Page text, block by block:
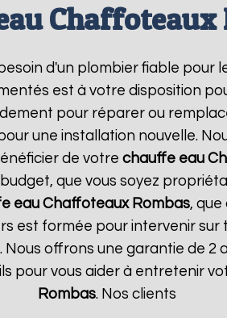
Chaffoteaux
d'un plombier fiable pour
est à votre disposition
pour réparer ou
une installation nouvelle.
de votre chauffe eau
que vous soyez
eau Chaffoteaux Rombas, que
est formée pour intervenir sur
Nous offrons une garantie de 2
pour vous aider à entretenir
Rombas. Nos clients